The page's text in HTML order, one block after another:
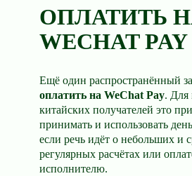
ОПЛАТИТЬ
WECHAT PAY
Ещё один распространённый
оплатить на WeChat Pay. Для
китайских получателей это
принимать и использовать
если речь идёт о небольших и
регулярных расчётах или
исполнителю.